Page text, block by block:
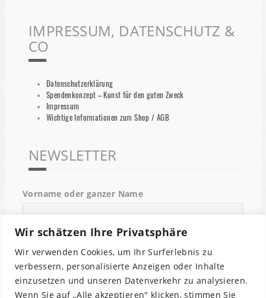
Wir schätzen Ihre Privatsphäre
Wir verwenden Cookies, um Ihr Surferlebnis zu
verbessern, personalisierte Anzeigen oder Inhalte
einzusetzen und unseren Datenverkehr zu analysieren.
Wenn Sie auf „Alle akzeptieren" klicken, stimmen Sie
IMPRESSUM, DATENSCHUTZ &
CO
Datenschutzerklärung
Spendenkonzept – Kunst für den guten Zweck
Impressum
Wichtige Informationen zum Shop / AGB
NEWSLETTER
Vorname oder ganzer Name
Email
Indem Du fortfährst, akzeptierst Du unsere